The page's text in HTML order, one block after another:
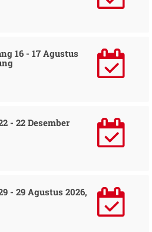
16 - 17 Agustus
- 22 Desember
- 29 Agustus 2026,